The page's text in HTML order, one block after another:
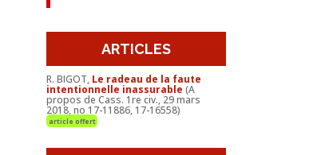
ARTICLES
R. BIGOT, Le radeau de la faute
intentionnelle inassurable (A
propos de Cass. 1re civ., 29 mars
2018, no 17-11886, 17-16558)
article offert